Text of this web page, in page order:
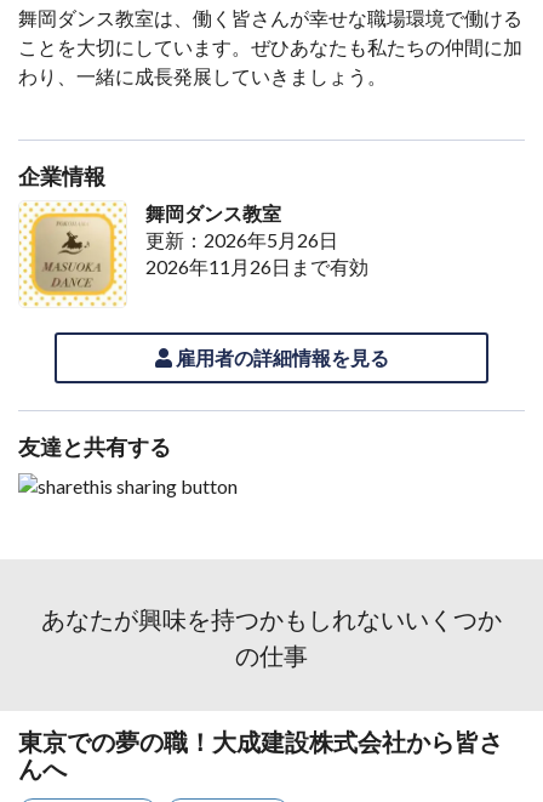
舞岡ダンス教室は、働く皆さんが幸せな職場環境で働ける
ことを大切にしています。ぜひあなたも私たちの仲間に加
わり、一緒に成長発展していきましょう。
企業情報
舞岡ダンス教室
更新：2026年5月26日
2026年11月26日まで有効
雇用者の詳細情報を見る
友達と共有する
あなたが興味を持つかもしれないいくつか
の仕事
東京での夢の職！大成建設株式会社から皆さ
んへ